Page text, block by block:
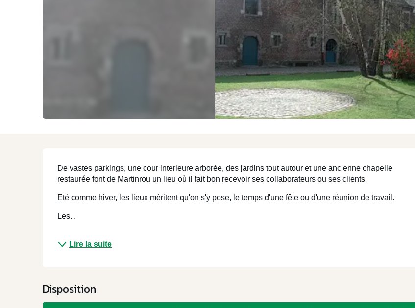
région
région
MEET STAY
Description
De vastes parkings, une cour intérieure arborée, des jardins tout autour et une ancienne chapelle
restaurée font de Martinrou un lieu où il fait bon recevoir ses collaborateurs ou ses clients.
Eté comme hiver, les lieux méritent qu'on s'y pose, le temps d'une fête ou d'une réunion de travail.
Les...
Lire la suite
Disposition